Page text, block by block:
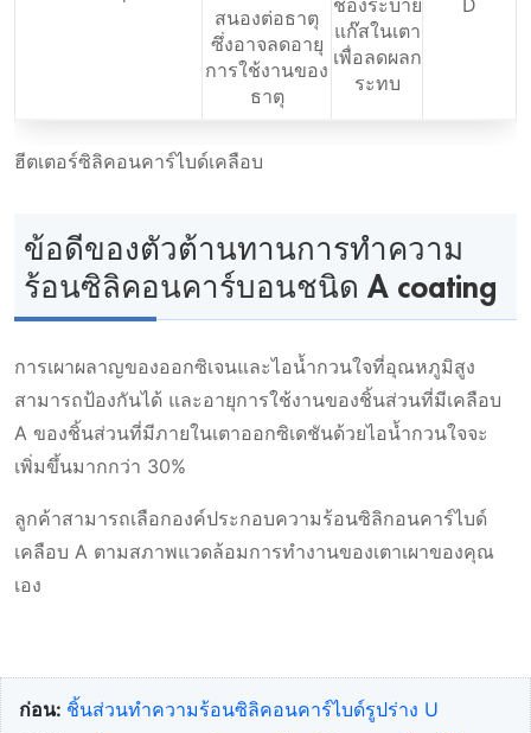
สนองต่อธาตุ
ซึ่งอาจลดอายุ
การใช้งานของ
ธาตุ
แก๊สในเตา
เพื่อลดผลก
ระทบ
ฮีตเตอร์ซิลิคอนคาร์ไบด์เคลือบ
ข้อดีของตัวต้านทานการทำความ
ร้อนซิลิคอนคาร์บอนชนิด A coating
การเผาผลาญของออกซิเจนและไอน้ำกวนใจที่อุณหภูมิสูง
สามารถป้องกันได้ และอายุการใช้งานของชิ้นส่วนที่มีเคลือบ
A ของชิ้นส่วนที่มีภายในเตาออกซิเดชันด้วยไอน้ำกวนใจจะ
เพิ่มขึ้นมากกว่า 30%
ลูกค้าสามารถเลือกองค์ประกอบความร้อนซิลิกอนคาร์ไบด์
เคลือบ A ตามสภาพแวดล้อมการทำงานของเตาเผาของคุณ
เอง
ก่อน: ชิ้นส่วนทำความร้อนซิลิคอนคาร์ไบด์รูปร่าง U